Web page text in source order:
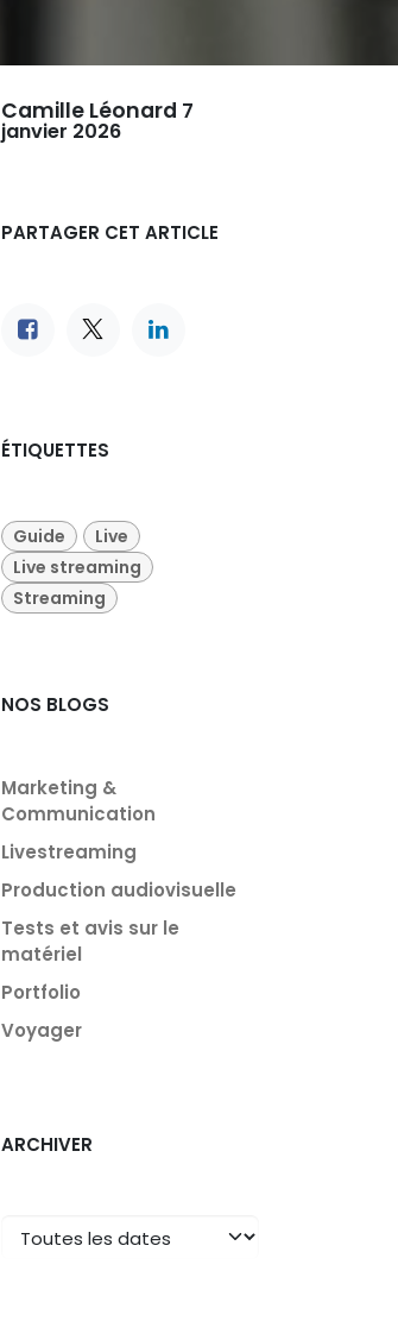
Camille Léonard 7
janvier 2026
PARTAGER CET ARTICLE
ÉTIQUETTES
Guide
Live
Live streaming
Streaming
NOS BLOGS
Marketing &
Communication
Livestreaming
Production audiovisuelle
Tests et avis sur le
matériel
Portfolio
Voyager
ARCHIVER